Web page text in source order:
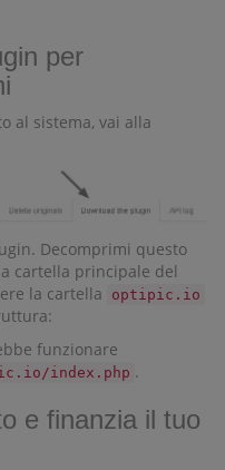
per
al sistema, vai alla
Decomprimi questo
cartella principale del
la cartella
optipic.io
funzionare
index.php .
e finanzia il tuo